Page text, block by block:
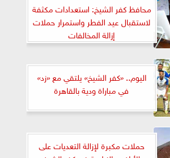
محافظ كفر الشيخ: استعدادات مكثفة
لاستقبال عيد الفطر واستمرار حملات
إزالة المخالفات
اليوم.. «كفر الشيخ» يلتقي مع «زد»
في مباراة ودية بالقاهرة
حملات مكبرة لإزالة التعديات على